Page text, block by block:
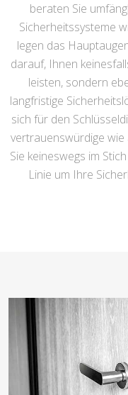
beraten Sie
Sicherheitssysteme
legen das
darauf, Ihnen
leisten, sondern
langfristige
sich für den
vertrauenswürdige
Sie keineswegs im
Linie um Ihre